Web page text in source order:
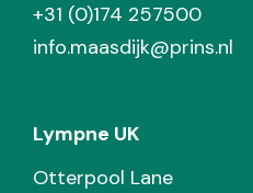
+31 (0)174 257500
info.maasdijk@prins.nl
Lympne UK
Otterpool Lane